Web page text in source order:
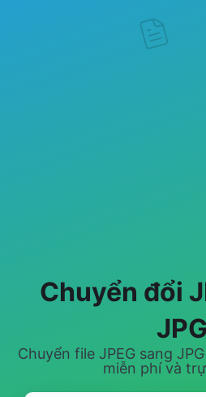
Chuyển đổi
JPG
Chuyển file JPEG sang
miễn phí và